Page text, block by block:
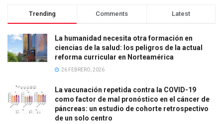
Trending Comments Latest
La humanidad necesita otra formación en
ciencias de la salud: los peligros de la actual
reforma curricular en Norteamérica
26 FEBRERO, 2026
La vacunación repetida contra la COVID-19
como factor de mal pronóstico en el cáncer de
páncreas: un estudio de cohorte retrospectivo
de un solo centro